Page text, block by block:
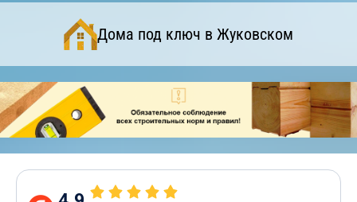
Дома под ключ в Жуковском